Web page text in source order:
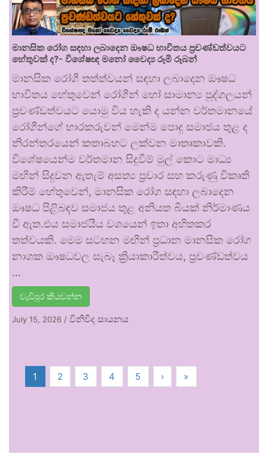
මානසික රෝග සඳහා ලබාදෙන ඖෂධ භාවිතය ප්‍රචණ්ඩත්වයට
හේතුවක් ද?- විශේෂඥ මනෝ වෛද්‍ය රූමි රූබන්
මානසික රෝගී තත්ත්වයන් සඳහා ලබාදෙන ඖෂධ
භාවිතය හේතුවෙන් රෝගීන් හෝ සාමාන්‍ය පුද්ගලයන්
ප්‍රචණ්ඩත්වයට යොමු විය හැකි ද යන්න වර්තමානයේ
රෝගීන්ගේ භාරකරුවන් මෙන්ම පොදු සමාජය තුළ ද
නිරන්තරයෙන් කතාබහට ලක්වන මාතෘකාවකි.
විශේෂයෙන්ම වර්තමාන සිදුවීම් මුල් කොට මාධ්‍ය
මඟින් සිදුවන ඇතැම් අසත්‍ය ප්‍රචාර සහ කරුණු විකෘති
කිරීම් හේතුවෙන්, මානසික රෝග සඳහා ලබාදෙන
ඖෂධ පිළිබඳව සමාජය තුළ අනියත බියක් නිර්මාණය
වී ඇත.එය සමාජයීය වශයෙන් ඉතා අහිතකර
තත්වයකි. මෙම සටහන මඟින් ප්‍රධාන මානසික රෝග
නාශක ඖෂධවල සැබෑ ක්‍රියාකාරීත්වය, ප්‍රචණ්ඩත්වය
…
වැඩිපුර කියවන්න
July 15, 2026 / විනිවිද සායනය
1 2 3 4 5 › »